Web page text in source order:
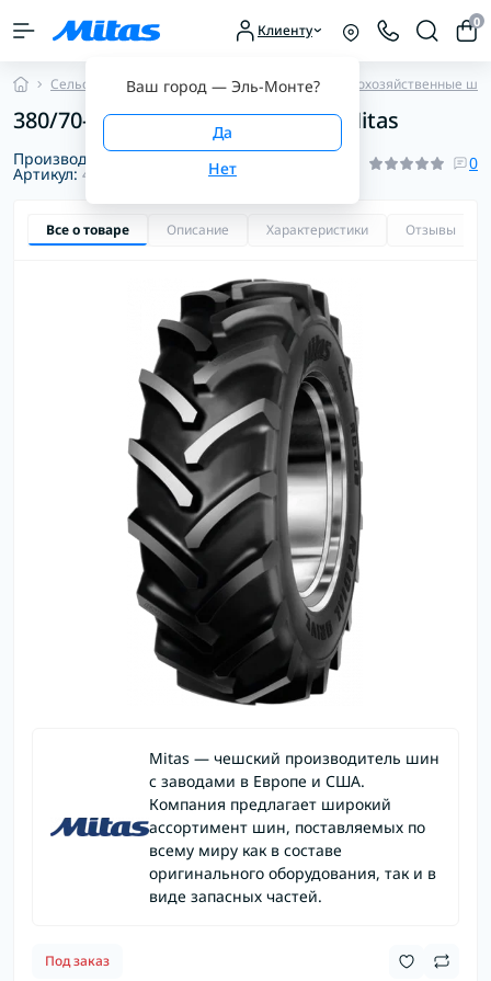
Клиенту
Ваш город — Эль-Монте?
0
Сельскохозяйственные шины Прочие сельскохозяйственные
380/70-24 125A8/125B RD-02 TL Mitas
Производитель:Mitas
Артикул:4014360240000
0
Все о товаре Описание Характеристики Отзывы
Mitas — чешский производитель шин
с заводами в Европе и США.
Компания предлагает широкий
ассортимент шин, поставляемых по
всему миру как в составе
оригинального оборудования, так и в
виде запасных частей.
Под заказ